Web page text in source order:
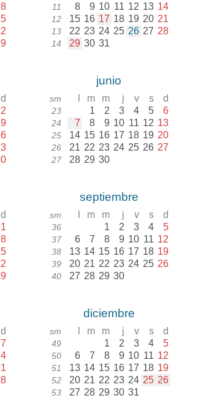
8 11 8 9 10 11 12 13 14
12 15 16 17 18 19 20 21
13 22 23 24 25 26 27 28
14 29 30 31
d
2
9
junio
sm m m j v s d
23 1 2 3 4 5 6
24 7 8 9 10 11 12 13
25 14 15 16 17 18 19 20
26 21 22 23 24 25 26 27
27 28 29 30
d
1
8
septiembre
sm m m j v s d
36 1 2 3 4 5
37 6 7 8 9 10 11 12
38 13 14 15 16 17 18 19
39 20 21 22 23 24 25 26
40 27 28 29 30
d
7
diciembre
sm m m j v s d
49 1 2 3 4 5
50 6 7 8 9 10 11 12
51 13 14 15 16 17 18 19
52 20 21 22 23 24 25 26
53 27 28 29 30 31